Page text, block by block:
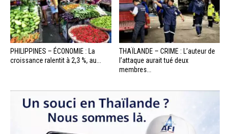
PHILIPPINES – ÉCONOMIE : La
croissance ralentit à 2,3 %, au...
THAÏLANDE – CRIME : L’auteur de
l’attaque aurait tué deux
membres...